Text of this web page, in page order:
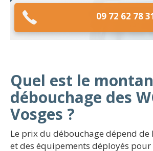
09 72 62 78
Quel est le
débouchage des
Vosges ?
Le prix du débouchage dépend
et des équipements déployés pour